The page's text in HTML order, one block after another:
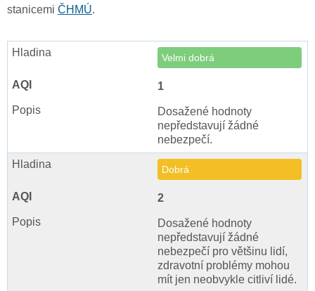
stanicemi ČHMÚ.
Velmi dobrá
1
Dosažené hodnoty
nepředstavují žádné
nebezpečí.
Dobrá
2
Dosažené hodnoty
nepředstavují žádné
nebezpečí pro většinu lidí,
zdravotní problémy mohou
mít jen neobvykle citliví lidé.